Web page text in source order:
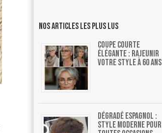
Nos articles les plus lus
Coupe courte
élégante : rajeunir
votre style à 60 ans
Dégradé espagnol :
style moderne pour